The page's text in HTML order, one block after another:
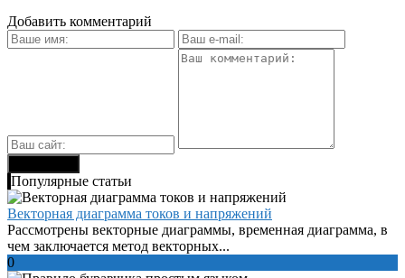
Добавить комментарий
Популярные статьи
Векторная диаграмма токов и напряжений
Рассмотрены векторные диаграммы, временная диаграмма, в
чем заключается метод векторных...
0